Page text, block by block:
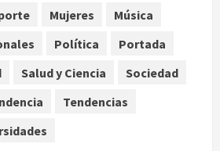
en sistema Booster de El
Tijuana
Mujeres
Música
Política
Portada
Salud y Ciencia
Sociedad
Tendencias